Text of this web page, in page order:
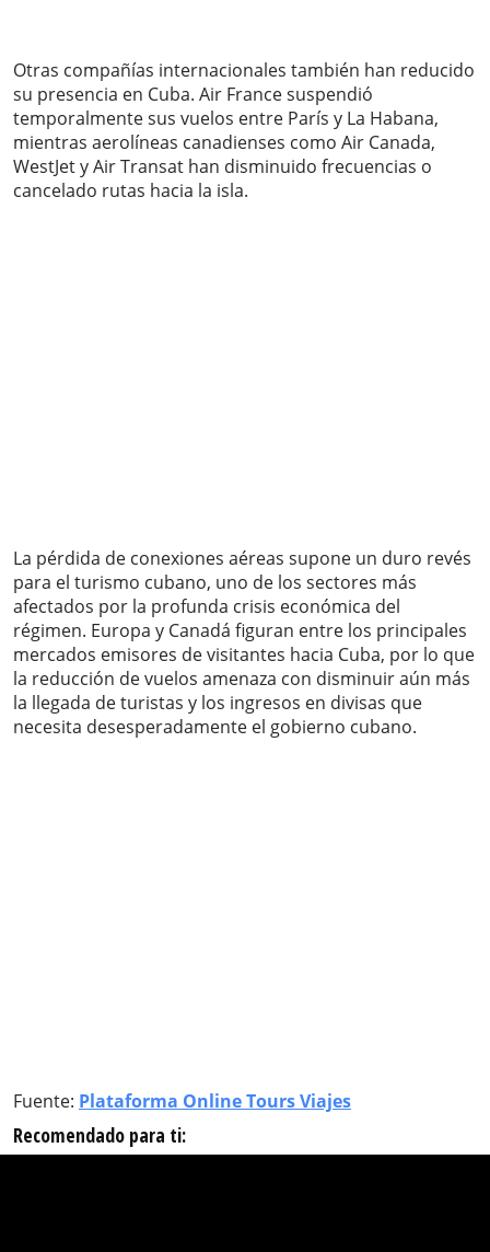
Otras compañías internacionales también han reducido
su presencia en Cuba. Air France suspendió
temporalmente sus vuelos entre París y La Habana,
mientras aerolíneas canadienses como Air Canada,
WestJet y Air Transat han disminuido frecuencias o
cancelado rutas hacia la isla.
La pérdida de conexiones aéreas supone un duro revés
para el turismo cubano, uno de los sectores más
afectados por la profunda crisis económica del
régimen. Europa y Canadá figuran entre los principales
mercados emisores de visitantes hacia Cuba, por lo que
la reducción de vuelos amenaza con disminuir aún más
la llegada de turistas y los ingresos en divisas que
necesita desesperadamente el gobierno cubano.
Fuente: Plataforma Online Tours Viajes
Recomendado para ti: